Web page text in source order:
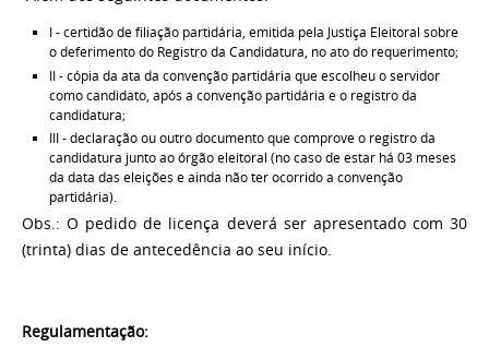
I - certidão de filiação partidária, emitida pela Justiça Eleitoral sobre
o deferimento do Registro da Candidatura, no ato do requerimento;
II - cópia da ata da convenção partidária que escolheu o servidor
como candidato, após a convenção partidária e o registro da
candidatura;
III - declaração ou outro documento que comprove o registro da
candidatura junto ao órgão eleitoral (no caso de estar há 03 meses
da data das eleições e ainda não ter ocorrido a convenção
partidária).
Obs.: O pedido de licença deverá ser apresentado com 30
(trinta) dias de antecedência ao seu início.
Regulamentação: